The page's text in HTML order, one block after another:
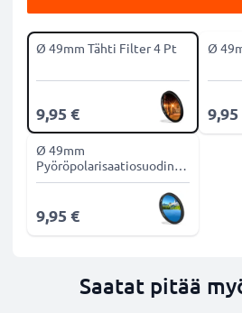
Ø 49mm Tähti Filter 4 Pt
9,95 €
Ø
9,95
Ø 49mm
Pyöröpolarisaatiosuodin
CPL-suodin
9,95 €
Saatat pitää